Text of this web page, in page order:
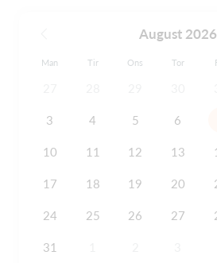
August 2026
Man Tir Ons Tor
3 4 5 6
10 11 12 13
17 18 19 20
24 25 26 27
31